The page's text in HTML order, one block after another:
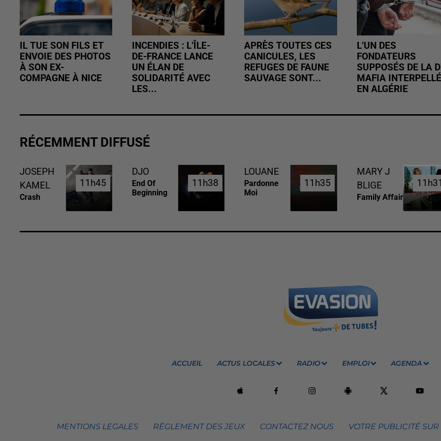
IL TUE SON FILS ET
ENVOIE DES PHOTOS
À SON EX-
COMPAGNE À NICE
INCENDIES : L’ÎLE-
DE-FRANCE LANCE
UN ÉLAN DE
SOLIDARITÉ AVEC
LES...
APRÈS TOUTES CES
CANICULES, LES
REFUGES DE FAUNE
SAUVAGE SONT...
L’UN DES
FONDATEURS
SUPPOSÉS DE LA
MAFIA INTERPELLÉ
EN ALGÉRIE
RÉCEMMENT DIFFUSÉ
JOSEPH
KAMEL
Crash
11h45
11h45
DJO
End Of
Beginning
11h38
11h38
LOUANE
Pardonne
Moi
11h35
11h35
MARY J
BLIGE
Family Affair
11h31
11h31
ACCUEIL ACTUS LOCALES RADIO EMPLOI AGENDA
MENTIONS LEGALES RÈGLEMENT DES JEUX CONTACTEZ NOUS VOTRE PUBLICITÉ